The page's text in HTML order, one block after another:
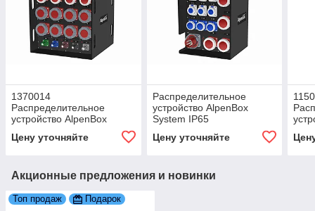
1370014
Распределительное
устройство AlpenBox
Цену уточняйте
Распределительное
устройство AlpenBox
System IP65
Цену уточняйте
Акционные предложения и новинки
Топ продаж Подарок